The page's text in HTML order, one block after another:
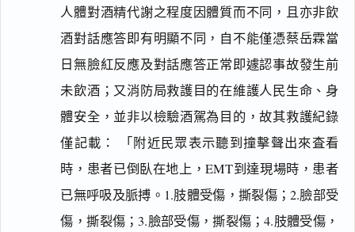
人體對酒精代謝之程度因體質而不同，且亦非飲
酒對話應答即有明顯不同，自不能僅憑蔡岳霖當
日無臉紅反應及對話應答正常即遽認事故發生前
未飲酒；又消防局救護目的在維護人民生命、身
體安全，並非以檢驗酒駕為目的，故其救護紀錄
僅記載： 「附近民眾表示聽到撞擊聲出來査看
時，患者已倒臥在地上，EMT到達現場時，患者
已無呼吸及脈搏。1.肢體受傷，撕裂傷；2.臉部受
傷，撕裂傷；3.臉部受傷，撕裂傷；4.肢體受傷，